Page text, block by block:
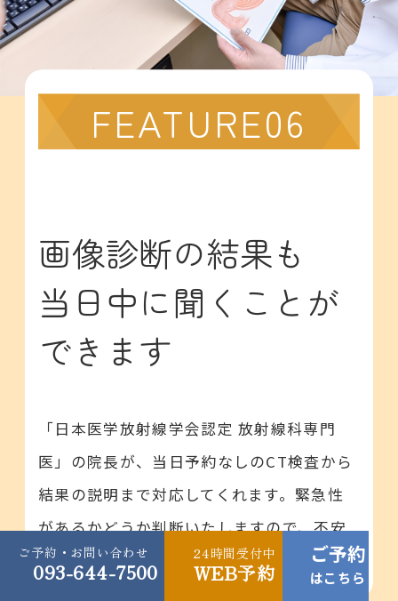
FEATURE06
画像診断の結果も
当日中に聞くことが
できます
「日本医学放射線学会認定 放射線科専門
医」の院長が、当日予約なしのCT検査から
結果の説明まで対応してくれます。緊急性
があるかどうか判断いたしますので、不安
な時にはご相談ください。
ご予約・お問い合わせ
093-644-7500
24時間受付中
WEB予約
ご予約
はこちら